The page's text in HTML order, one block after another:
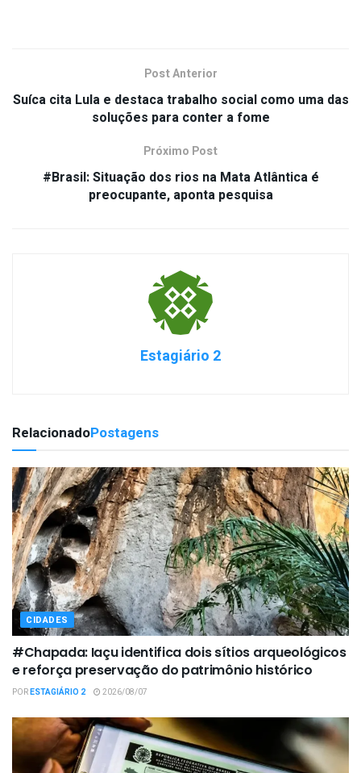
Post Anterior
Suíca cita Lula e destaca trabalho social como uma das
soluções para conter a fome
Próximo Post
#Brasil: Situação dos rios na Mata Atlântica é
preocupante, aponta pesquisa
Estagiário 2
RelacionadoPostagens
CIDADES
#Chapada: Iaçu identifica dois sítios arqueológicos
e reforça preservação do patrimônio histórico
PORESTAGIÁRIO 2 2026/08/07